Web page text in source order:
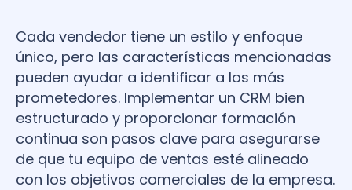
Cada vendedor tiene un estilo y enfoque
único, pero las características mencionadas
pueden ayudar a identificar a los más
prometedores. Implementar un CRM bien
estructurado y proporcionar formación
continua son pasos clave para asegurarse
de que tu equipo de ventas esté alineado
con los objetivos comerciales de la empresa.